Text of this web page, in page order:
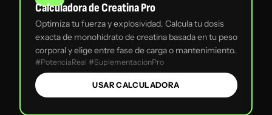
Calculadora de Creatina Pro
Optimiza tu fuerza y explosividad. Calcula tu dosis
exacta de monohidrato de creatina basada en tu peso
corporal y elige entre fase de carga o mantenimiento.
#PotenciaReal #SuplementacionPro
USAR CALCULADORA